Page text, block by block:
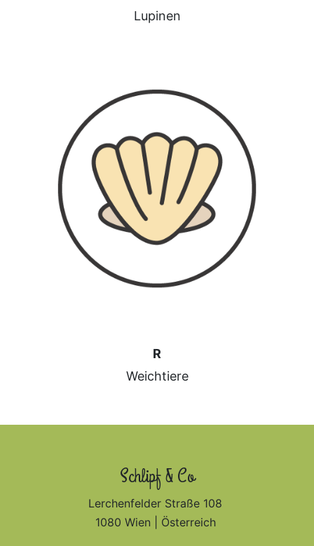
Lupinen
R
Weichtiere
Schlipf & Co
Lerchenfelder Straße 108
1080 Wien | Österreich